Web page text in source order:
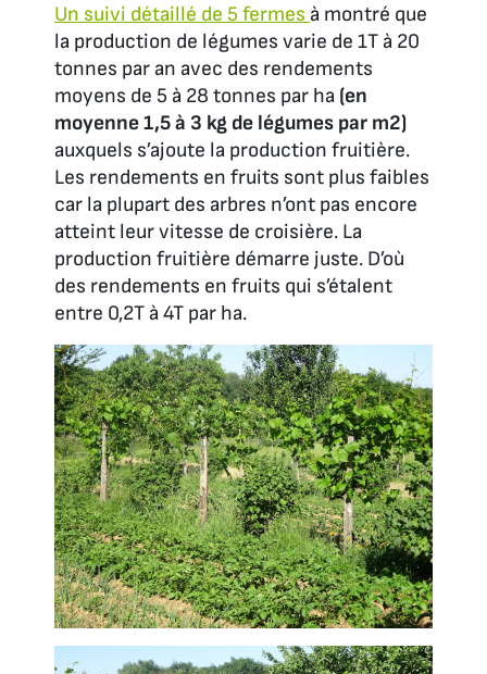
Un suivi détaillé de 5 fermes à montré que
la production de légumes varie de 1T à 20
tonnes par an avec des rendements
moyens de 5 à 28 tonnes par ha (en
moyenne 1,5 à 3 kg de légumes par m2)
auxquels s’ajoute la production fruitière.
Les rendements en fruits sont plus faibles
car la plupart des arbres n’ont pas encore
atteint leur vitesse de croisière. La
production fruitière démarre juste. D’où
des rendements en fruits qui s’étalent
entre 0,2T à 4T par ha.